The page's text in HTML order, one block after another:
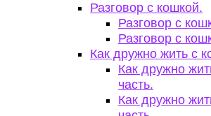
Разговор с кошкой.
Разговор с
Разговор с
Как дружно жить с
Как дружно
часть.
Как дружно